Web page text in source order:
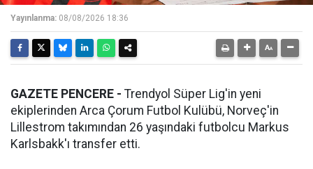
Yayınlanma: 08/08/2026 18:36
GAZETE PENCERE - Trendyol Süper Lig'in yeni
ekiplerinden Arca Çorum Futbol Kulübü, Norveç'in
Lillestrom takımından 26 yaşındaki futbolcu Markus
Karlsbakk'ı transfer etti.